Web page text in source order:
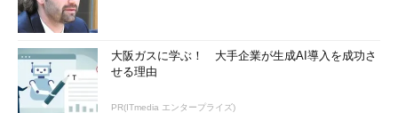
大阪ガスに学ぶ！ 大手企業が生成AI導入を成功さ
せる理由
PR(ITmedia エンタープライズ)